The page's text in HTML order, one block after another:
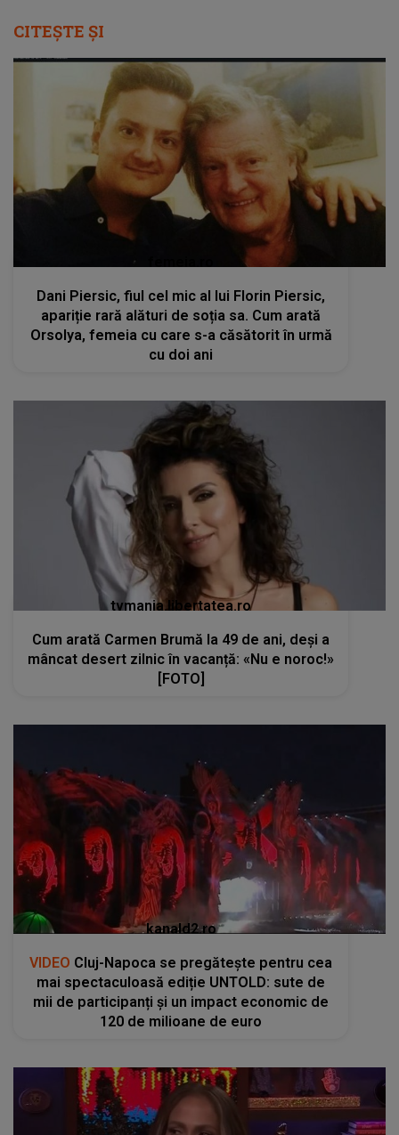
CITEȘTE ȘI
Dani Piersic, fiul cel mic al lui Florin Piersic,
apariție rară alături de soția sa. Cum arată
Orsolya, femeia cu care s-a căsătorit în urmă
cu doi ani
tvmania.libertatea.ro
Cum arată Carmen Brumă la 49 de ani, deși a
mâncat desert zilnic în vacanță: «Nu e noroc!»
[FOTO]
kanald2.ro
VIDEO Cluj-Napoca se pregătește pentru cea
mai spectaculoasă ediție UNTOLD: sute de
mii de participanți și un impact economic de
120 de milioane de euro